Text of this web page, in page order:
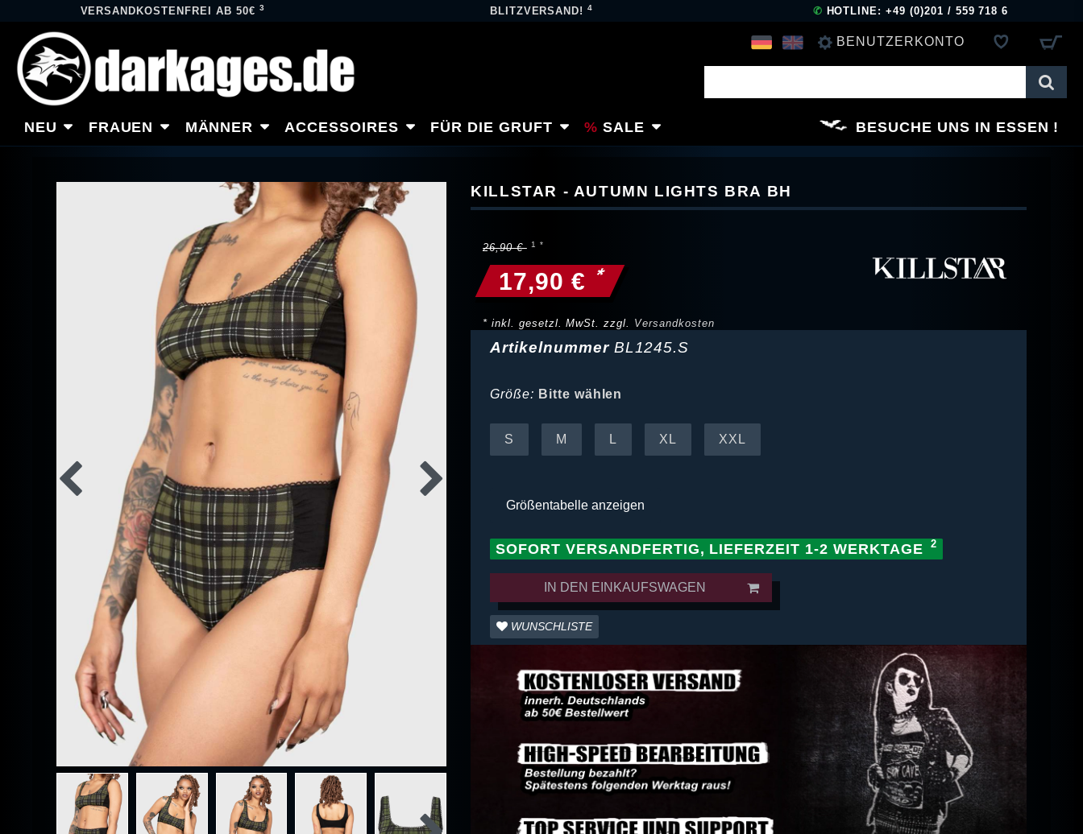
VERSANDKOSTENFREI AB 50€ 3 BLITZVERSAND!4 ✆ HOTLINE: +49 (0)201 / 559 718 6
BENUTZERKONTO
REGISTRIEREN
NEU FRAUEN MÄNNER ACCESSOIRES FÜR DIE GRUFT SALE BESUCHE UNS IN ESSEN
KILLSTAR - AUTUMN LIGHTS BRA BH
26,90 €
17,90 € *
* inkl. gesetzl. MwSt. zzgl. Versandkosten
Artikelnummer BL1245.S
Größe: Bitte wählen
S M L XL XXL
Größentabelle anzeigen
SOFORT VERSANDFERTIG, LIEFERZEIT 1-2 WERKTAGE
IN DEN EINKAUFSWAGEN
WUNSCHLISTE